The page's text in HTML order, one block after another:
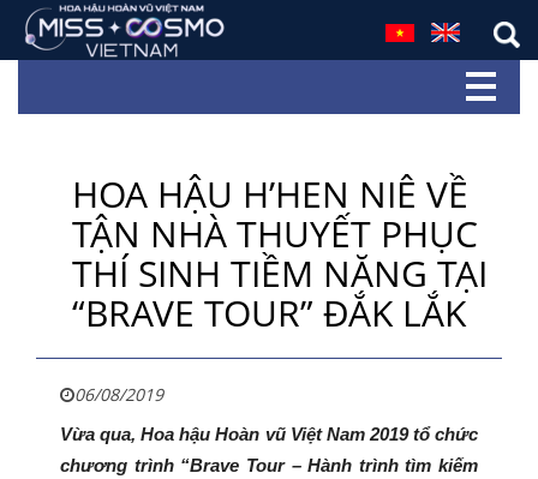
HOA HẬU H’HEN NIÊ VỀ
TẬN NHÀ THUYẾT PHỤC
THÍ SINH TIỀM NĂNG TẠI
“BRAVE TOUR” ĐẮK LẮK
06/08/2019
Vừa qua, Hoa hậu Hoàn vũ Việt Nam 2019 tổ chức
chương trình “Brave Tour – Hành trình tìm kiếm